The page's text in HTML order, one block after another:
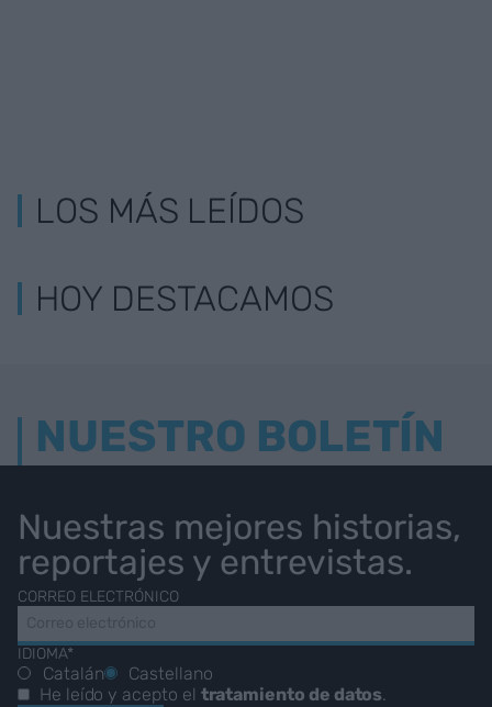
LOS MÁS LEÍDOS
HOY DESTACAMOS
NUESTRO BOLETÍN
Nuestras mejores historias,
reportajes y entrevistas.
CORREO ELECTRÓNICO
IDIOMA*
Catalán
Castellano
He leído y acepto el tratamiento de datos.